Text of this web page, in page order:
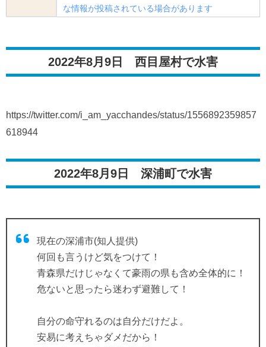
な情報が投稿されている場合があります
2022年8月9日 西目屋村で水害
https://twitter.com/i_am_yacchandes/status/1556892359857
618944
2022年8月9日 深浦町で水害
現在の深浦市(知人提供)
何回も言うけど気をつけて！
青森県だけじゃなくて豪雨の県も含め全体的に！
危ないと思ったら迷わず避難して！
自分の命守れるのは自分だけだよ。
安易に考えちゃダメだから！